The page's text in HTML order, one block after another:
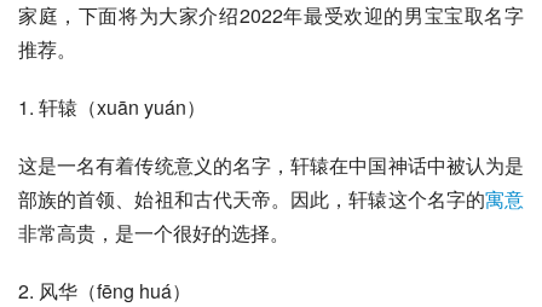
家庭，下面将为大家介绍2022年最受欢迎的男宝宝取名字
推荐。
1. 轩辕（xuān yuán）
这是一名有着传统意义的名字，轩辕在中国神话中被认为是
部族的首领、始祖和古代天帝。因此，轩辕这个名字的寓意
非常高贵，是一个很好的选择。
2. 风华（fēng huá）